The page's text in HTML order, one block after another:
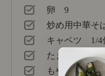
卵 9
炒め用中華
キャベツ 1/4
たまねぎ 1個
もやし 1袋